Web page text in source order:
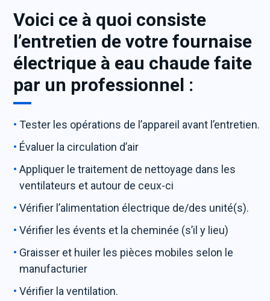
Voici ce à quoi consiste
l’entretien de votre fournaise
électrique à eau chaude faite
par un professionnel :
Tester les opérations de l’appareil avant l’entretien.
Évaluer la circulation d’air
Appliquer le traitement de nettoyage dans les
ventilateurs et autour de ceux-ci
Vérifier l’alimentation électrique de/des unité(s).
Vérifier les évents et la cheminée (s’il y lieu)
Graisser et huiler les pièces mobiles selon le
manufacturier
Vérifier la ventilation.